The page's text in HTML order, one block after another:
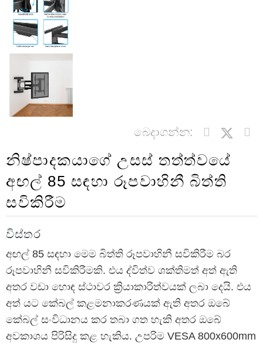
බෙදාගන්න:
නිෂ්පාදකයාගේ උසස් තත්ත්වයේ
අඟල් 85 සඳහා රූපවාහිනී බිත්ති
සවිකිරීම
විස්තර
අඟල් 85 සඳහා මෙම බිත්ති රූපවාහිනී සවිකිරීම බර
රූපවාහිනී සවිකිරීමකි. එය ද්විත්ව ශක්තිමත් අත් ඇති
අතර වඩා හොඳ ස්ථාවර ක්‍රියාකාරිත්වයක් ලබා දෙයි. එය
අත් යට කේබල් කළමනාකරණයක් ඇති අතර ඔබේ
කේබල් සංවිධානය කර තබා ගත හැකි අතර ඔබේ
අවකාශය පිරිසිදු කළ හැකිය. උපරිම VESA 800x600mm